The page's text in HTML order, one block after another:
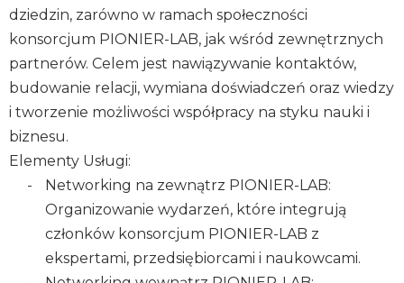
dziedzin, zarówno w ramach społeczności
konsorcjum PIONIER-LAB, jak wśród zewnętrznych
partnerów. Celem jest nawiązywanie kontaktów,
budowanie relacji, wymiana doświadczeń oraz wiedzy
i tworzenie możliwości współpracy na styku nauki i
biznesu.
Elementy Usługi:
Networking na zewnątrz PIONIER-LAB:
Organizowanie wydarzeń, które integrują
członków konsorcjum PIONIER-LAB z
ekspertami, przedsiębiorcami i naukowcami.